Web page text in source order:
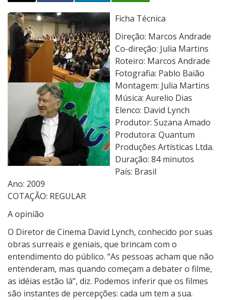
T
r
a
n
s
c
n
d
o
L
y
n
c
h
Ficha Técnica
Direção: Marcos Andrade
Co-direção: Julia Martins
Roteiro: Marcos Andrade
Fotografia: Pablo Baião
Montagem: Julia Martins
Música: Aurelio Dias
Elenco: David Lynch
Produtor: Suzana Amado
Produtora: Quantum
Produções Artísticas Ltda.
Duração: 84 minutos
País: Brasil
Ano: 2009
COTAÇÃO: REGULAR
A opinião
O Diretor de Cinema David Lynch, conhecido por suas
obras surreais e geniais, que brincam com o
entendimento do público. “As pessoas acham que não
entenderam, mas quando começam a debater o filme,
as idéias estão lá”, diz. Podemos inferir que os filmes
são instantes de percepções: cada um tem a sua.